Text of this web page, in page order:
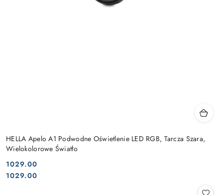
HELLA Apelo A1 Podwodne Oświetlenie LED RGB, Tarcza Szara,
Wielokolorowe Światło
Cena:
1029.00
Cena:
1029.00